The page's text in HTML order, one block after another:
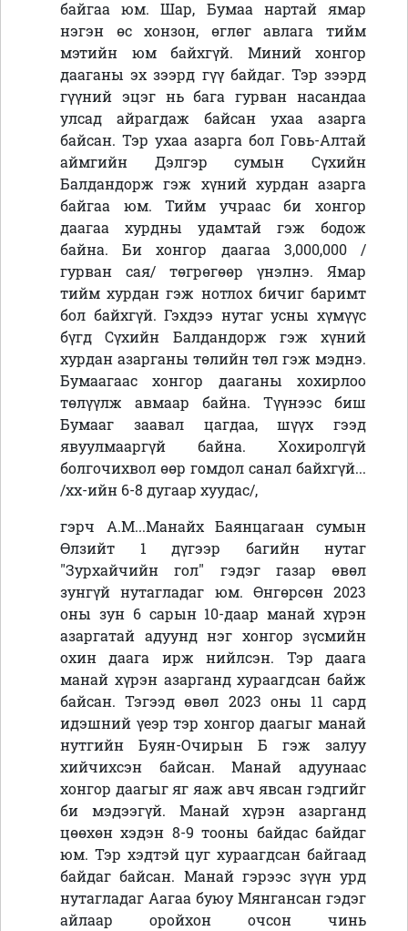
байгаа юм. Шар, Бумаа нартай ямар
нэгэн өс хонзон, өглөг авлага тийм
мэтийн юм байхгүй. Миний хонгор
дааганы эх зээрд гүү байдаг. Тэр зээрд
гүүний эцэг нь бага гурван насандаа
улсад айрагдаж байсан ухаа азарга
байсан. Тэр ухаа азарга бол Говь-Алтай
аймгийн Дэлгэр сумын Сүхийн
Балдандорж гэж хүний хурдан азарга
байгаа юм. Тийм учраас би хонгор
даагаа хурдны удамтай гэж бодож
байна. Би хонгор даагаа 3,000,000 /
гурван сая/ төгрөгөөр үнэлнэ. Ямар
тийм хурдан гэж нотлох бичиг баримт
бол байхгүй. Гэхдээ нутаг усны хүмүүс
бүгд Сүхийн Балдандорж гэж хүний
хурдан азарганы төлийн төл гэж мэднэ.
Бумаагаас хонгор дааганы хохирлоо
төлүүлж авмаар байна. Түүнээс биш
Бумааг заавал цагдаа, шүүх гээд
явуулмааргүй байна. Хохиролгүй
болгочихвол өөр гомдол санал байхгүй...
/хх-ийн 6-8 дугаар хуудас/,
гэрч А.М...Манайх Баянцагаан сумын
Өлзийт 1 дүгээр багийн нутаг
"Зурхайчийн гол" гэдэг газар өвөл
зунгүй нутагладаг юм. Өнгөрсөн 2023
оны зун 6 сарын 10-даар манай хүрэн
азаргатай адуунд нэг хонгор зүсмийн
охин даага ирж нийлсэн. Тэр даага
манай хүрэн азарганд хураагдсан байж
байсан. Тэгээд өвөл 2023 оны 11 сард
идэшний үеэр тэр хонгор даагыг манай
нутгийн Буян-Очирын Б гэж залуу
хийчихсэн байсан. Манай адуунаас
хонгор даагыг яг яаж авч явсан гэдгийг
би мэдээгүй. Манай хүрэн азарганд
цөөхөн хэдэн 8-9 тооны байдас байдаг
юм. Тэр хэдтэй цуг хураагдсан байгаад
байдаг байсан. Манай гэрээс зүүн урд
нутагладаг Аагаа буюу Мянгансан гэдэг
айлаар оройхон очсон чинь